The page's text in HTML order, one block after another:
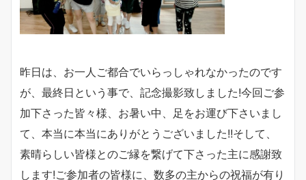
昨日は、お一人ご都合でいらっしゃれなかったのです
が、最終日という事で、記念撮影致しました!今回ご参
加下さった皆々様、お暑い中、足をお運び下さいまし
て、本当に本当にありがとうございました!!そして、
素晴らしい皆様とのご縁を繋げて下さった主に感謝致
します!ご参加者の皆様に、数多の主からの祝福が有り